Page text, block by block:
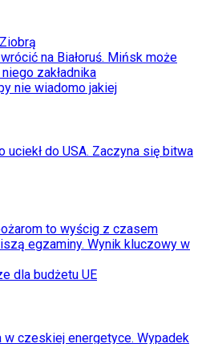
na Białoruś. Mińsk może
zakładnika
nie wiadomo jakiej
uciekł do USA. Zaczyna się bitwa
to wyścig z czasem
egzaminy. Wynik kluczowy w
dla budżetu UE
w czeskiej energetyce. Wypadek